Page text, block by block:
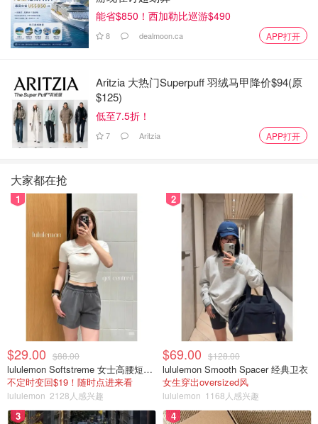
能省$850！西加勒比巡游$490
8 dealmoon.ca APP打开
Aritzia 大热门Superpuff 羽绒马甲降价$94(原
$125)
低至7.5折！
7 Aritzia APP打开
大家都在抢
1
$29.00 $88.00
lululemon Softstreme 女士高腰短裤 10cm
不定时变回$19！随时点进来看
lululemon 2128人感兴趣
2
$69.00 $128.00
lululemon Smooth Spacer 经典卫衣
女生穿出oversized风
lululemon 1168人感兴趣
3 4